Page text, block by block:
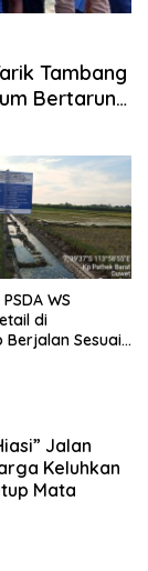
Tambang
Bertarung
WS
di
Berjalan Sesuai
Jalan
Keluhkan
Mata